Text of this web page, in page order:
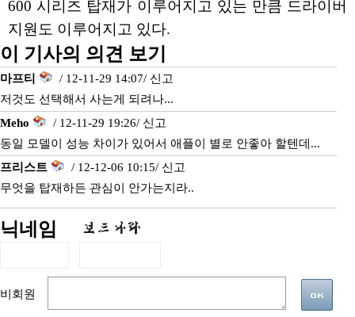
600 시리즈 탑재가 이루어지고 있는 만큼 드라이버
지원도 이루어지고 있다.
이 기사의 의견 보기
마프티 / 12-11-29 14:07/ 신고
저것도 선택해서 사는게 되려나...
Meho
/ 12-11-29 19:26/ 신고
동일 모델이 성능 차이가 있어서 애플이 별로 안좋아 할텐데...
프리스트
/ 12-12-06 10:15/ 신고
무엇을 탑재하든 관심이 안가는지라..
닉네임
비회원